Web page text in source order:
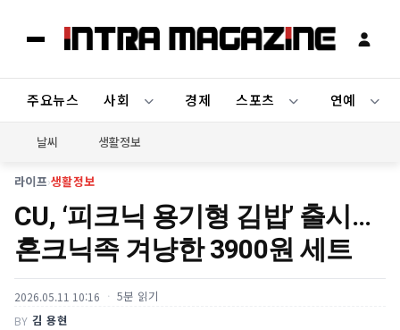
주요뉴스 사회 경제 스포츠 연예
날씨 생활정보
라이프›생활정보
CU, ‘피크닉 용기형 김밥’ 출시…
혼크닉족 겨냥한 3900원 세트
2026.05.11 10:16 5분 읽기
BY 김 용현